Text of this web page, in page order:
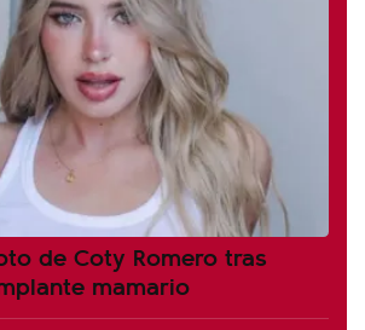
de Coty Romero tras
mamario